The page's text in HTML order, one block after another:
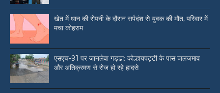
खेत में धान की रोपनी के दौरान सर्पदंश से युवक की मौत, परिवार में
मचा कोहराम
एसएच-91 पर जानलेवा गड्ढा: कोल्हायपट्टी के पास जलजमाव
और अतिक्रमण से रोज हो रहे हादसे